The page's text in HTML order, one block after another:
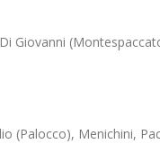
Giovanni
(Palocco), Menichini,